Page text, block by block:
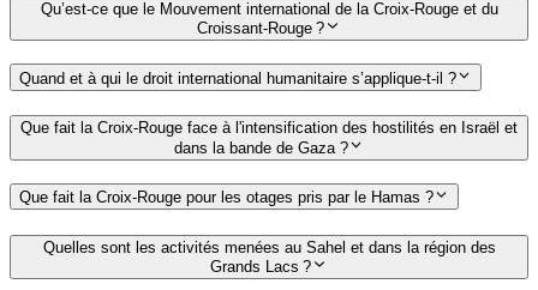
Qu’est-ce que le Mouvement international de la Croix-Rouge et du
Croissant-Rouge ?
Quand et à qui le droit international humanitaire s’applique-t-il ?
Que fait la Croix-Rouge face à l'intensification des hostilités en Israël et
dans la bande de Gaza ?
Que fait la Croix-Rouge pour les otages pris par le Hamas ?
Quelles sont les activités menées au Sahel et dans la région des
Grands Lacs ?